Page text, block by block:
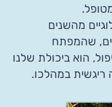
מהשנים
שהמפתח
הוא ביכולת שלנו
ריגשית במהלכו.